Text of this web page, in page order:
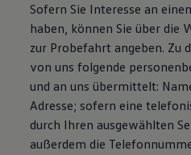
Sofern Sie Interesse an
haben, können Sie über die
zur Probefahrt angeben. Zu
von uns folgende
und an uns übermittelt:
Adresse; sofern eine
durch Ihren ausgewählten
außerdem die